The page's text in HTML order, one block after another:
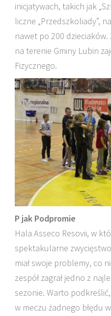
inicjatywach, takich jak
liczne „Przedszkoliady”,
nawet po 200
na terenie Gminy Lubin
Fizycznego.
P jak Podpromie
Hala Asseco Resovii, w
spektakularne
miał swoje problemy, co
zespół zagrał jedno z
sezonie. Warto
w meczu żadnego błędu